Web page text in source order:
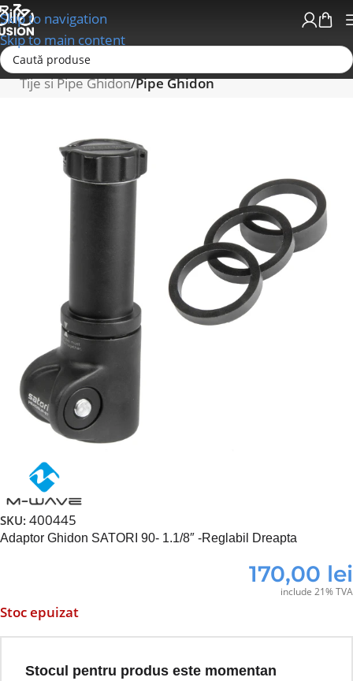
Skip to navigation
Skip to main content
Prima pagină
Tije si Pipe Ghidon Pipe Ghidon
SKU: 400445
Adaptor Ghidon SATORI 90- 1.1/8″ -Reglabil Dreapta
170,00 lei
include 21% TVA
Stoc epuizat
Stocul pentru produs este momentan